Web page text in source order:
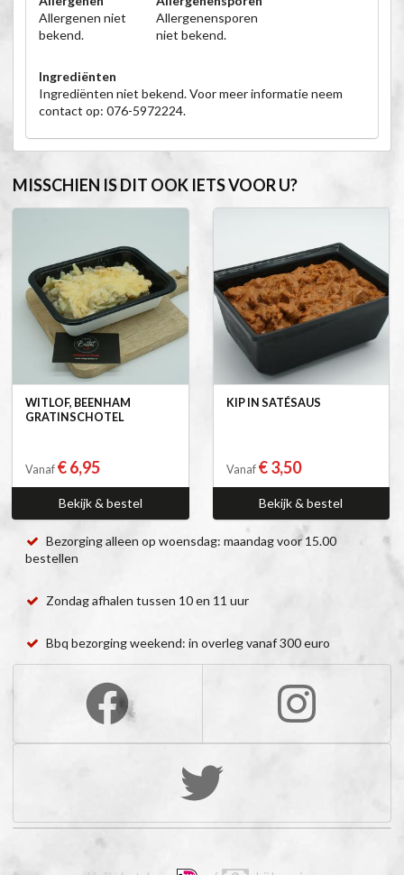
Allergenen niet
bekend.
Allergenensporen
niet bekend.
Ingrediënten
Ingrediënten niet bekend. Voor meer informatie neem
contact op: 076-5972224.
MISSCHIEN IS DIT OOK IETS VOOR U?
WITLOF, BEENHAM
GRATINSCHOTEL
Vanaf € 6,95
Bekijk & bestel
KIP IN SATÉSAUS
Vanaf € 3,50
Bekijk & bestel
Bezorging alleen op woensdag: maandag voor 15.00
bestellen
Zondag afhalen tussen 10 en 11 uur
Bbq bezorging weekend: in overleg vanaf 300 euro